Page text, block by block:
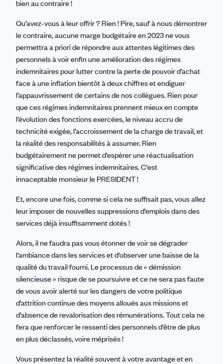
bien au contraire !
Qu’avez-vous à leur offrir ? Rien ! Pire, sauf à nous démontrer
le contraire, aucune marge budgétaire en 2023 ne vous
permettra a priori de répondre aux attentes légitimes des
personnels à voir enfin une amélioration des régimes
indemnitaires pour lutter contre la perte de pouvoir d’achat
face à une inflation bientôt à deux chiffres et endiguer
l’appauvrissement de certains de nos collègues. Rien pour
que ces régimes indemnitaires prennent mieux en compte
l’évolution des fonctions exercées, le niveau accru de
technicité exigée, l’accroissement de la charge de travail, et
la réalité des responsabilités à assumer. Rien
budgétairement ne permet d’espérer une réactualisation
significative des régimes indemnitaires. C’est
innaceptable monsieur le PRESIDENT !
Et, encore une fois, comme si cela ne suffisait pas, vous allez
leur imposer de nouvelles suppressions d’emplois dans des
services déjà insuffisamment dotés !
Alors, il ne faudra pas vous étonner de voir se dégrader
l’ambiance dans les services et d’observer une baisse de la
qualité du travail fourni. Le processus de « démission
silencieuse » risque de se poursuivre et ce ne sera pas faute
de vous avoir alerté sur les dangers de votre politique
d’attrition continue des moyens alloués aux missions et
d’absence de revalorisation des rémunérations. Tout cela ne
fera que renforcer le ressenti des personnels d’être de plus
en plus déclassés, voire méprisés !
Vous présentez la réalité souvent à votre avantage et en